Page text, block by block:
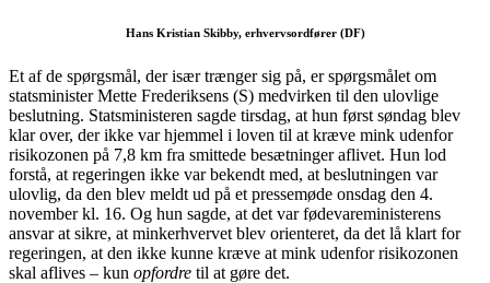
Hans Kristian Skibby, erhvervsordfører (DF)
Et af de spørgsmål, der især trænger sig på, er spørgsmålet om
statsminister Mette Frederiksens (S) medvirken til den ulovlige
beslutning. Statsministeren sagde tirsdag, at hun først søndag blev
klar over, der ikke var hjemmel i loven til at kræve mink udenfor
risikozonen på 7,8 km fra smittede besætninger aflivet. Hun lod
forstå, at regeringen ikke var bekendt med, at beslutningen var
ulovlig, da den blev meldt ud på et pressemøde onsdag den 4.
november kl. 16. Og hun sagde, at det var fødevareministerens
ansvar at sikre, at minkerhvervet blev orienteret, da det lå klart for
regeringen, at den ikke kunne kræve at mink udenfor risikozonen
skal aflives – kun opfordre til at gøre det.